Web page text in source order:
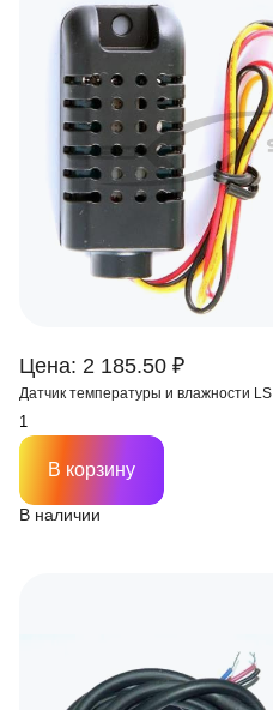
Цена: 2 185.50 ₽
Датчик температуры и влажности LS
В наличии
В корзину